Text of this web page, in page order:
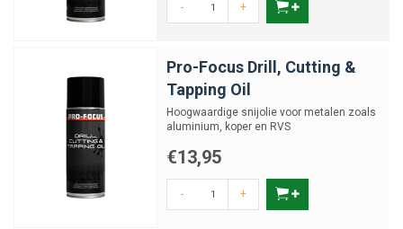
- +
Pro-Focus Drill, Cutting &
Tapping Oil
Hoogwaardige snijolie voor metalen zoals
aluminium, koper en RVS
€13,95
- +